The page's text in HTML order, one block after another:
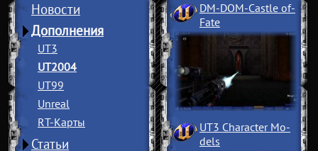
Новости
Дополнения
UT3
UT2004
UT99
Unreal
RT-Карты
Статьи
DM-DOM-Castle of­
Fate
UT3 Character Mo­
dels